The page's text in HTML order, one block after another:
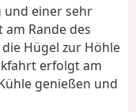
o
und einer sehr
Rande des
Hügel zur Höhle
erfolgt am
genießen und